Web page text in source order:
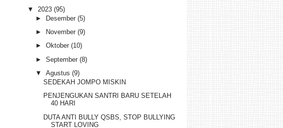
▼ 2023 (95)
►
Desember (5)
►
November (9)
► Oktober (10)
► September (8)
▼ Agustus (9)
SEDEKAH JOMPO MISKIN
PENJENGUKAN SANTRI BARU SETELAH
40 HARI
DUTA ANTI BULLY QSBS, STOP BULLYING
START LOVING